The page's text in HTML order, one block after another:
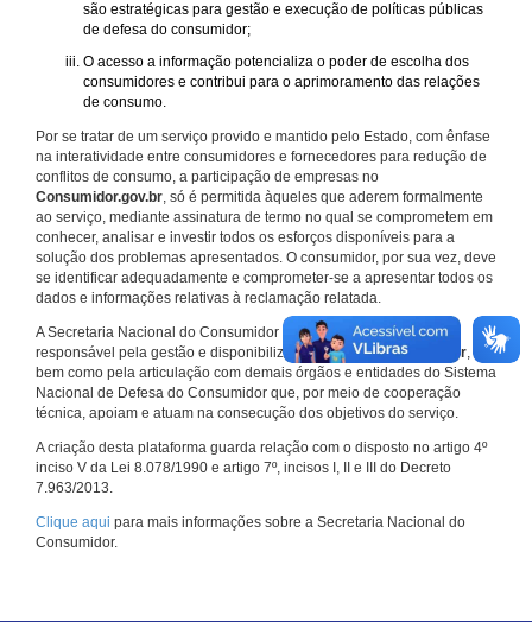
são estratégicas para gestão e execução de políticas públicas
de defesa do consumidor;
O acesso a informação potencializa o poder de escolha dos
consumidores e contribui para o aprimoramento das relações
de consumo.
Por se tratar de um serviço provido e mantido pelo Estado, com ênfase
na interatividade entre consumidores e fornecedores para redução de
conflitos de consumo, a participação de empresas no
Consumidor.gov.br, só é permitida àqueles que aderem formalmente
ao serviço, mediante assinatura de termo no qual se comprometem em
conhecer, analisar e investir todos os esforços disponíveis para a
solução dos problemas apresentados. O consumidor, por sua vez, deve
se identificar adequadamente e comprometer-se a apresentar todos os
dados e informações relativas à reclamação relatada.
A Secretaria Nacional do Consumidor do Ministério da Justiça é a
responsável pela gestão e disponibilização doConsumidor.gov.br,
bem como pela articulação com demais órgãos e entidades do Sistema
Nacional de Defesa do Consumidor que, por meio de cooperação
técnica, apoiam e atuam na consecução dos objetivos do serviço.
A criação desta plataforma guarda relação com o disposto no artigo 4º
inciso V da Lei 8.078/1990 e artigo 7º, incisos I, II e III do Decreto
7.963/2013.
Clique aqui para mais informações sobre a Secretaria Nacional do
Consumidor.